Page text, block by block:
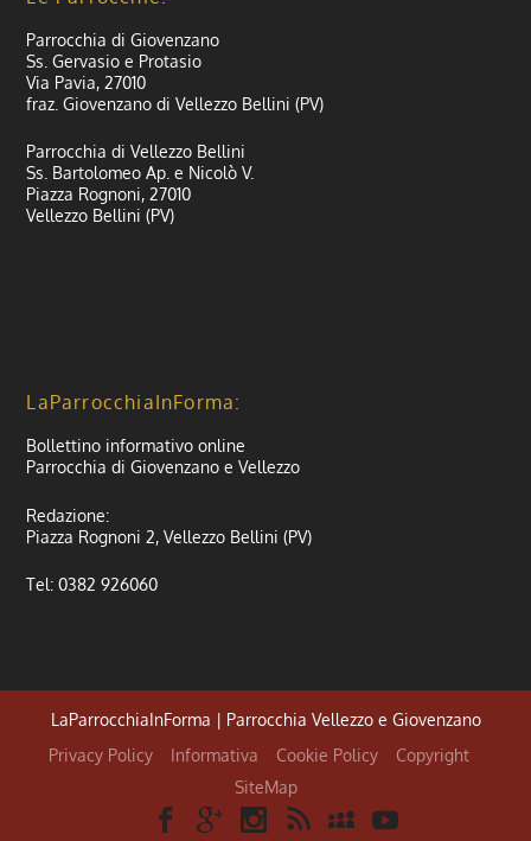
Parrocchia di Giovenzano
Ss. Gervasio e Protasio
Via Pavia, 27010
fraz. Giovenzano di Vellezzo Bellini (PV)
Parrocchia di Vellezzo Bellini
Ss. Bartolomeo Ap. e Nicolò V.
Piazza Rognoni, 27010
Vellezzo Bellini (PV)
LaParrocchiaInForma:
Bollettino informativo online
Parrocchia di Giovenzano e Vellezzo
Redazione:
Piazza Rognoni 2, Vellezzo Bellini (PV)
Tel: 0382 926060
LaParrocchiaInForma | Parrocchia Vellezzo e Giovenzano
Privacy Policy
Informativa Cookie Policy
Copyright
SiteMap